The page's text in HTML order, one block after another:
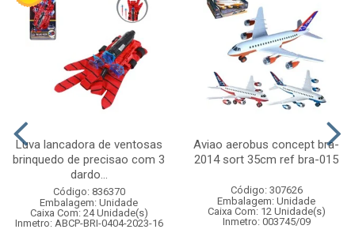
Luva lancadora de ventosas
brinquedo de precisao com 3
dardo...
Código: 836370
Embalagem: Unidade
Caixa Com: 24 Unidade(s)
Inmetro: ABCP-BRI-0404-2023-16
Aviao aerobus concept bra-
2014 sort 35cm ref bra-015
Código: 307626
Embalagem: Unidade
Caixa Com: 12 Unidade(s)
Inmetro: 003745/09